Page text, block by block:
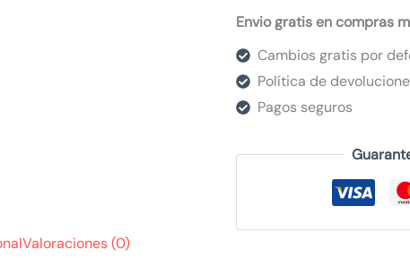
Envio gratis en compras
Cambios gratis por
Política de
Pagos seguros
Valoraciones (0)